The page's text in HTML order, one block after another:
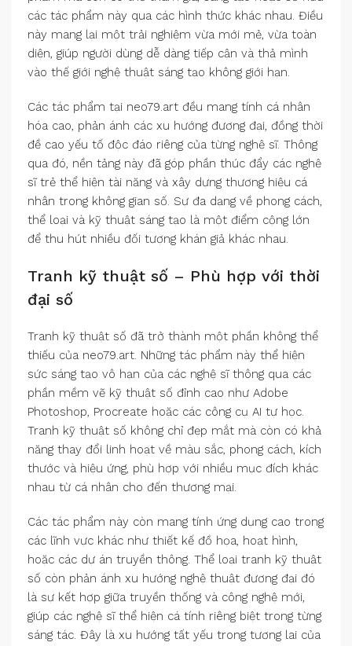
các tác phẩm này qua các hình thức khác nhau. Điều
này mang lại một trải nghiệm vừa mới mẻ, vừa toàn
diện, giúp người dùng dễ dàng tiếp cận và thả mình
vào thế giới nghệ thuật sáng tạo không giới hạn.
Các tác phẩm tại neo79.art đều mang tính cá nhân
hóa cao, phản ánh các xu hướng đương đại, đồng thời
đề cao yếu tố độc đáo riêng của từng nghệ sĩ. Thông
qua đó, nền tảng này đã góp phần thúc đẩy các nghệ
sĩ trẻ thể hiện tài năng và xây dựng thương hiệu cá
nhân trong không gian số. Sự đa dạng về phong cách,
thể loại và kỹ thuật sáng tạo là một điểm cộng lớn
để thu hút nhiều đối tượng khán giả khác nhau.
Tranh kỹ thuật số – Phù hợp với thời
đại số
Tranh kỹ thuật số đã trở thành một phần không thể
thiếu của neo79.art. Những tác phẩm này thể hiện
sức sáng tạo vô hạn của các nghệ sĩ thông qua các
phần mềm vẽ kỹ thuật số đỉnh cao như Adobe
Photoshop, Procreate hoặc các công cụ AI tự học.
Tranh kỹ thuật số không chỉ đẹp mắt mà còn có khả
năng thay đổi linh hoạt về màu sắc, phong cách, kích
thước và hiệu ứng, phù hợp với nhiều mục đích khác
nhau từ cá nhân cho đến thương mại.
Các tác phẩm này còn mang tính ứng dụng cao trong
các lĩnh vực khác như thiết kế đồ họa, hoạt hình,
hoặc các dự án truyền thông. Thể loại tranh kỹ thuật
số còn phản ánh xu hướng nghệ thuật đương đại đó
là sự kết hợp giữa truyền thống và công nghệ mới,
giúp các nghệ sĩ thể hiện cá tính riêng biệt trong từng
sáng tác. Đây là xu hướng tất yếu trong tương lai của